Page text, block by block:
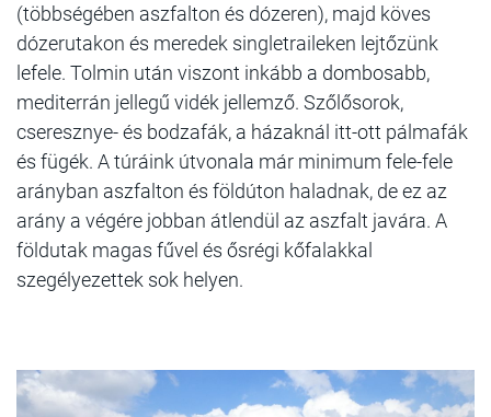
(többségében aszfalton és dózeren), majd köves
dózerutakon és meredek singletraileken lejtőzünk
lefele. Tolmin után viszont inkább a dombosabb,
mediterrán jellegű vidék jellemző. Szőlősorok,
cseresznye- és bodzafák, a házaknál itt-ott pálmafák
és fügék. A túráink útvonala már minimum fele-fele
arányban aszfalton és földúton haladnak, de ez az
arány a végére jobban átlendül az aszfalt javára. A
földutak magas fűvel és ősrégi kőfalakkal
szegélyezettek sok helyen.